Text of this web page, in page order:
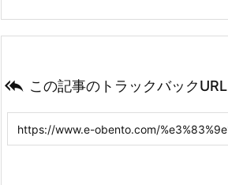
 この記事のトラックバックURL